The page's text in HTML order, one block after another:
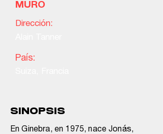
MURO
Dirección:
País:
SINOPSIS
En Ginebra, en 1975, nace Jonás,